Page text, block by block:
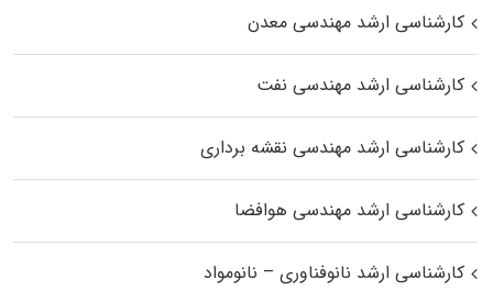
کارشناسی ارشد مهندسی معدن
کارشناسی ارشد مهندسی نفت
کارشناسی ارشد مهندسی نقشه برداری
کارشناسی ارشد مهندسی هوافضا
کارشناسی ارشد نانوفناوری – نانومواد